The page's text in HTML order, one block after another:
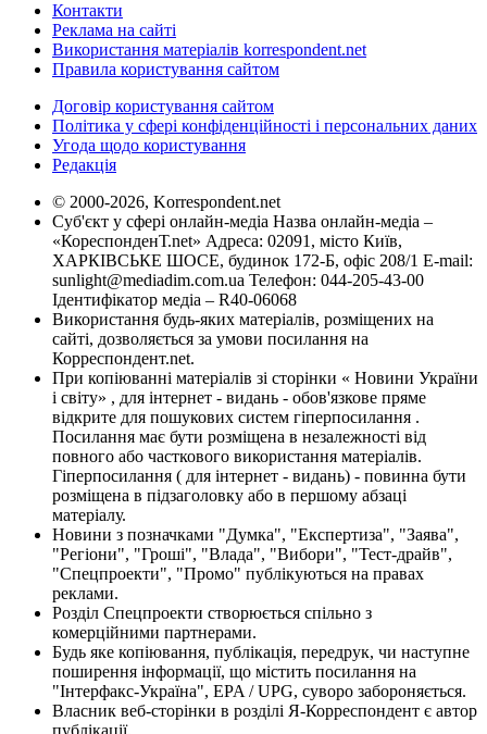
Контакти
Реклама на сайті
Використання матеріалів korrespondent.net
Правила користування сайтом
Договір користування сайтом
Політика у сфері конфіденційності і персональних даних
Угода щодо користування
Редакція
© 2000-2026, Korrespondent.net
Суб'єкт у сфері онлайн-медіа Назва онлайн-медіа –
«КореспонденТ.net» Адреса: 02091, місто Київ,
ХАРКІВСЬКЕ ШОСЕ, будинок 172-Б, офіс 208/1 E-mail:
sunlight@mediadim.com.ua Телефон: 044-205-43-00
Ідентифікатор медіа – R40-06068
Використання будь-яких матеріалів, розміщених на
сайті, дозволяється за умови посилання на
Корреспондент.net.
При копіюванні матеріалів зі сторінки « Новини України
і світу» , для інтернет - видань - обов'язкове пряме
відкрите для пошукових систем гіперпосилання .
Посилання має бути розміщена в незалежності від
повного або часткового використання матеріалів.
Гіперпосилання ( для інтернет - видань) - повинна бути
розміщена в підзаголовку або в першому абзаці
матеріалу.
Новини з позначками "Думка", "Експертиза", "Заява",
"Регіони", "Гроші", "Влада", "Вибори", "Тест-драйв",
"Спецпроекти", "Промо" публікуються на правах
реклами.
Розділ Спецпроекти створюється спільно з
комерційними партнерами.
Будь яке копіювання, публікація, передрук, чи наступне
поширення інформації, що містить посилання на
"Інтерфакс-Україна", EPA / UPG, суворо забороняється.
Власник веб-сторінки в розділі Я-Корреспондент є автор